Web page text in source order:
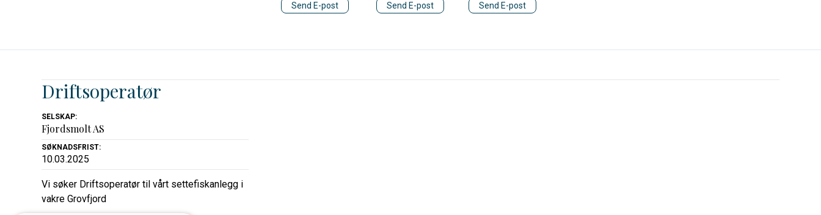
Send E-post Send E-post Send E-post
Driftsoperatør
SELSKAP:
Fjordsmolt AS
SØKNADSFRIST:
10.03.2025
Vi søker Driftsoperatør til vårt settefiskanlegg i
vakre Grovfjord